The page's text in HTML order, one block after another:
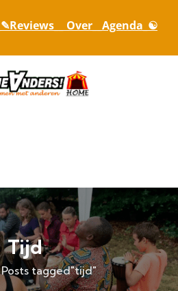
_✎Reviews_ _ Over_ _Agenda_☯
Tijd
Posts tagged"tijd"